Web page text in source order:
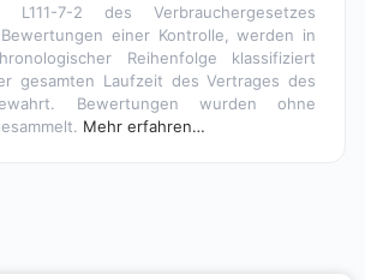
L111-7-2 des Verbrauchergesetzes
einer Kontrolle, werden in
Reihenfolge klassifiziert
gesamten Laufzeit des Vertrages des
Bewertungen wurden ohne
Mehr erfahren…